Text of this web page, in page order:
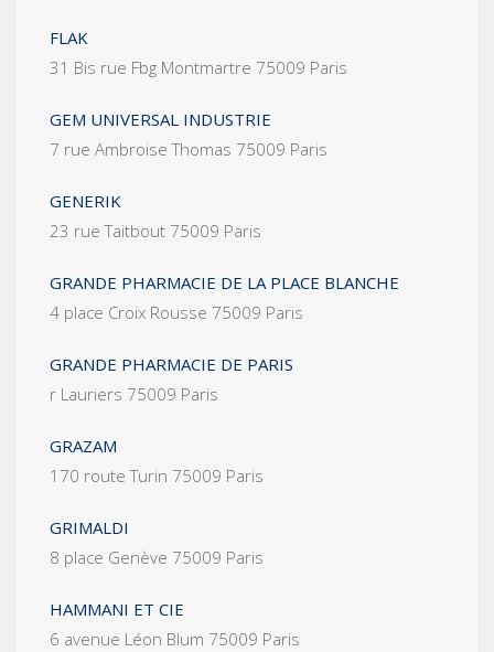
FLAK
31 Bis rue Fbg Montmartre 75009 Paris
GEM UNIVERSAL INDUSTRIE
7 rue Ambroise Thomas 75009 Paris
GENERIK
23 rue Taitbout 75009 Paris
GRANDE PHARMACIE DE LA PLACE BLANCHE
4 place Croix Rousse 75009 Paris
GRANDE PHARMACIE DE PARIS
r Lauriers 75009 Paris
GRAZAM
170 route Turin 75009 Paris
GRIMALDI
8 place Genève 75009 Paris
HAMMANI ET CIE
6 avenue Léon Blum 75009 Paris